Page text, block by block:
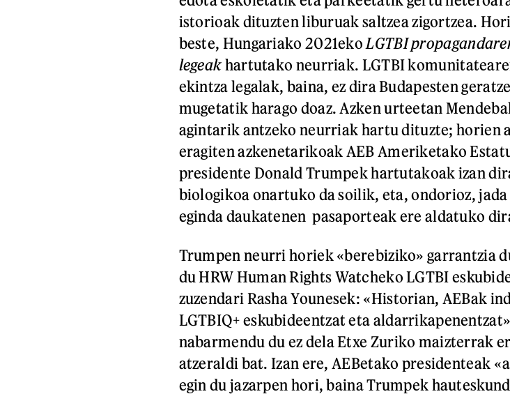
istorioak dituzten liburuak saltzea zigortzea.
beste, Hungariako 2021eko LGTBI
legeakhartutako neurriak. LGTBI
ekintza legalak, baina, ez dira Budapesten
mugetatik harago doaz. Azken urteetan
agintarik antzeko neurriak hartu dituzte; horien
eragiten azkenetarikoak AEB Ameriketako
presidente Donald Trumpek hartutakoak izan
biologikoa onartuko da soilik, eta, ondorioz,
eginda daukatenen pasaporteak ere aldatuko
Trumpen neurri horiek «berebiziko» garrantzia
du HRW Human Rights Watcheko LGTBI
zuzendari Rasha Younesek: «Historian, AEBak
LGTBIQ+ eskubideentzat eta
nabarmendu du ez dela Etxe Zuriko maizterrak
atzeraldi bat. Izan ere, AEBetako presidenteak
egin du jazarpen hori, baina Trumpek